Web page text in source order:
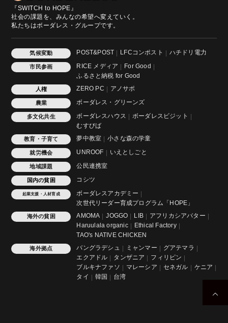
『SWITCH to HOPE』
社会の課題を、みんなの希望へ変えていく。
私たちはボーダレス・グループです。
気候変動 POST&POST LFCコンポスト ハチドリ電力
市民参画 RICE メディア
For Good
ふるさと納税 for Good
人権 ZERO PC アノサポ
農業 ボーダレス・グリーンズ
多文化共生 ボーダレスハウス
ボーダレスビジット
むすびば
教育・子育て 夢中教室 小さな森の学童
就労機会 UNROOF いえとしごと
地域課題 公民連携室
国内の貧困 コシツ
起業支援・人材育成
ボーダレスアカデミー
次世代リーダー育成プログラム「HOPE」
海外の貧困 AMOMA JOGGO LIB
アフリカシアバター
Haruulala organic
Ethical Factory
TAO's NATIVE CHICKEN
海外拠点 バングラデシュ ミャンマー
グアテマラ
エクアドル
タンザニア
フィリピン
ブルキナファソ
マレーシア セネガル
ケニア
タイ
韓国 台湾